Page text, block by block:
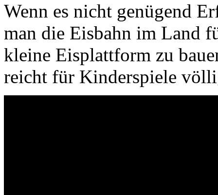
Wenn es nicht genügend
man die Eisbahn im Land
kleine Eisplattform zu
reicht für Kinderspiele